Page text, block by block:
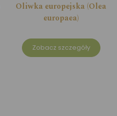
Oliwka europejska (Olea
europaea)
Zobacz szczegóły